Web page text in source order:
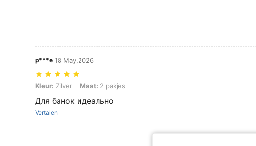
p***e 18 May,2026
Kleur: Zilver, Maat: 2 pakjes
Kleur: Zilver Maat: 2 pakjes
Для банок идеально
Vertalen